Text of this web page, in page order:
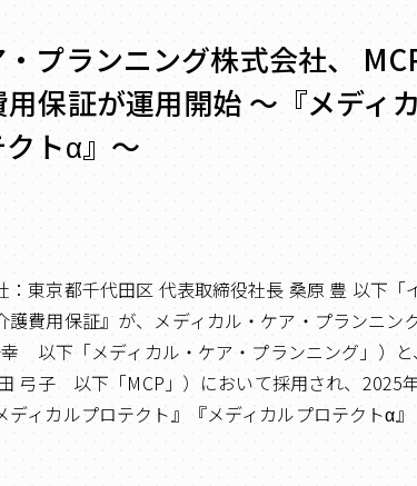
プランニング株式会社、
保証が運用開始 ～『メディ
トα』～
東京都千代田区 代表取締役社長 桑原 豊 以下「
護費用保証』が、メディカル・ケア・プランニン
以下「メディカル・ケア・プランニング」）
弓子 以下「MCP」）において採用され、2025
ディカルプロテクト』『メディカルプロテクトα